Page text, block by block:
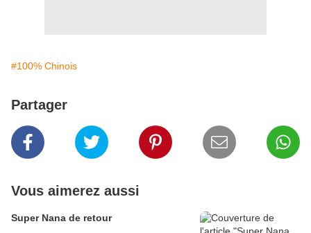
#100% Chinois
Partager
Vous aimerez aussi
Super Nana de retour